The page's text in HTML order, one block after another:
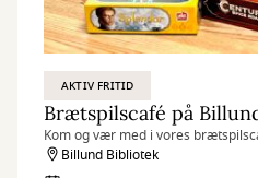
AKTIV FRITID
Brætspilscafé på
Kom og vær med i vores
Billund Bibliotek